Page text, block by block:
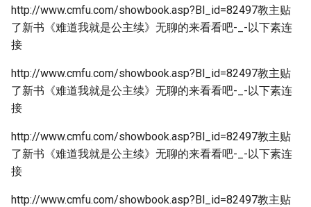
http://www.cmfu.com/showbook.asp?Bl_id=82497教主贴
了新书《难道我就是公主续》无聊的来看看吧-_-以下素连
接
http://www.cmfu.com/showbook.asp?Bl_id=82497教主贴
了新书《难道我就是公主续》无聊的来看看吧-_-以下素连
接
http://www.cmfu.com/showbook.asp?Bl_id=82497教主贴
了新书《难道我就是公主续》无聊的来看看吧-_-以下素连
接
http://www.cmfu.com/showbook.asp?Bl_id=82497教主贴